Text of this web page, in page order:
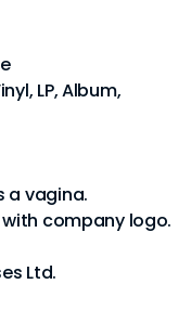
LP, Album,
a vagina.
company logo.
Ltd.